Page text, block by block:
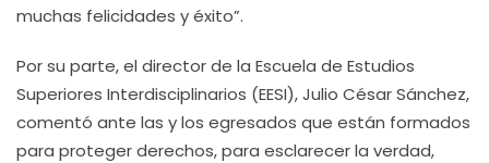
muchas felicidades y éxito”.
Por su parte, el director de la Escuela de Estudios
Superiores Interdisciplinarios (EESI), Julio César Sánchez,
comentó ante las y los egresados que están formados
para proteger derechos, para esclarecer la verdad,